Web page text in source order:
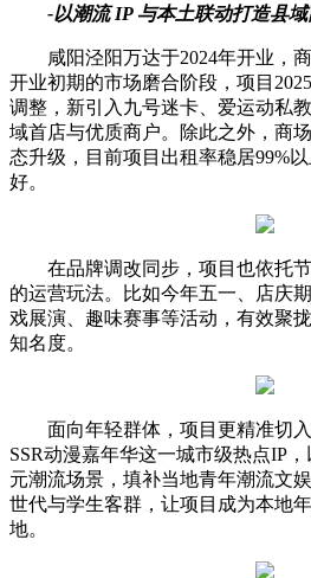
-以潮流 IP 与本土联动打造县
咸阳泾阳万达于2024年开业，
开业初期的市场磨合阶段，项目
调整，新引入九号迷卡、爱运动私
域首店与优质商户。除此之外，商
态升级，目前项目出租率稳居99%
好。
在品牌调改同步，项目也依托
的运营玩法。比如今年五一、店庆
戏展演、趣味赛事等活动，有效聚
知名度。
面向年轻群体，项目更精准切
SSR动漫嘉年华这一城市级热点IP
元潮流场景，填补当地青年潮流文
世代与学生客群，让项目成为本地
地。